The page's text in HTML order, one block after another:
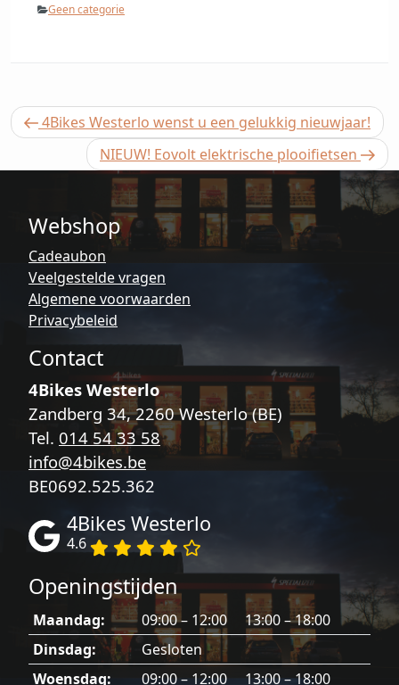
Categorieën
Geen categorie
Berichtnavigatie
Vorig
bericht
4Bikes Westerlo wenst u een gelukkig nieuwjaar!
Volgend
bericht
NIEUW! Eovolt elektrische plooifietsen
Webshop
Cadeaubon
Veelgestelde vragen
Algemene voorwaarden
Privacybeleid
Contact
4Bikes Westerlo
Zandberg 34, 2260 Westerlo (BE)
Tel. 014 54 33 58
info@4bikes.be
BE0692.525.362
4Bikes Westerlo
4.6
Openingstijden
Maandag:
09:00 – 12:00 13:00 – 18:00
Dinsdag:
Gesloten
Woensdag:
09:00 – 12:00 13:00 – 18:00